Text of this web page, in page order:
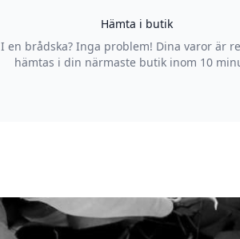
Hämta i butik
I en brådska? Inga problem! Dina varor är
hämtas i din närmaste butik inom 10